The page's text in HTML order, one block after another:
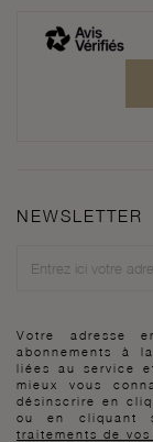
NEWSLETTER
Votre adresse
abonnements à
liées au service
mieux vous
désinscrire en
ou en cliquant
traitements de vos